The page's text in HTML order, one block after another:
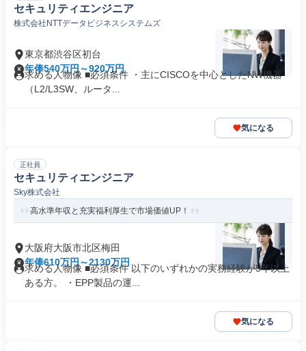
セキュリティエンジニア
株式会社NTTデータビジネスシステムズ
東京都渋谷区初台
年俸540万円～920万円
求める人物像 ■必須条件 ・主にCISCOを中心としたNW機器
（L2/L3SW、ルータ...
気になる
正社員
セキュリティエンジニア
Sky株式会社
高水準年収と充実福利厚生で市場価値UP！
大阪府大阪市北区梅田
年俸610万円～2130万円
求める人物像 ■必須条件 以下のいずれかの実務経験が5年以上
ある方。 ・EPP製品の運...
気になる